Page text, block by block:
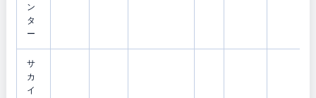
ン
タ
ー
サ
カ
イ